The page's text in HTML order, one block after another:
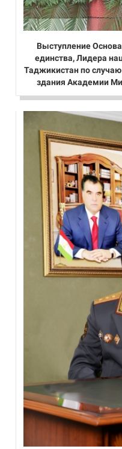
Выступление
единства, Лидера
Таджикистан по
здания Академии